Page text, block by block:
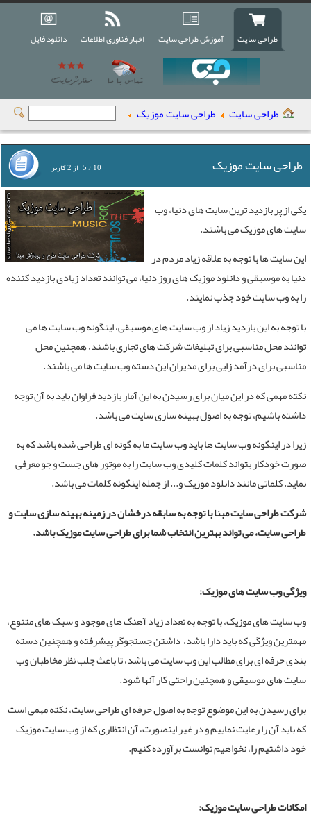
طراحی سایت آموزش طراحی سایت اخبار فناوری اطلاعات دانلود فایل
طراحی سایت طراحی سایت موزیک
طراحی سایت موزیک 5/10 از2کاربر
یکی از پر بازدید ترین سایت های دنیا، وب
سایت های موزیک می باشند.
این سایت ها با توجه به علاقه زیاد مردم در
دنیا به موسیقی و دانلود موزیک های روز دنیا، می توانند تعداد زیادی بازدید کننده
را به وب سایت خود جذب نمایند.
با توجه به این بازدید زیاد از وب سایت های موسیقی، اینگونه وب سایت ها می
توانند محل مناسبی برای تبلیغات شرکت های تجاری باشند، همچنین محل
مناسبی برای درآمد زایی برای مدیران این دسته وب سایت ها می باشند.
نکته مهمی که در این میان برای رسیدن به این آمار بازدید فراوان باید به آن توجه
داشته باشیم، توجه به اصولبهینه سازی سایتمی باشد.
زیرا در اینگونه وب سایت ها باید وب سایت ما به گونه ای طراحی شده باشد که به
صورت خودکار بتواند کلمات کلیدی وب سایت را به موتور های جست و جو معرفی
نماید. کلماتی مانند دانلود موزیک و... از جمله اینگونه کلمات می باشد.
شرکت طراحی سایت مبنا با توجه به سابقه درخشان در زمینه بهینه سازی سایت و
طراحی سایت، می تواند بهترین انتخاب شما برایطراحی سایتموزیک باشد.
ویژگی وب سایت های موزیک:
وب سایت های موزیک، با توجه به تعداد زیاد آهنگ های موجود و سبک های متنوع،
مهمترین ویژگی که باید دارا باشد، داشتن جستجوگر پیشرفته و همچنین دسته
بندی حرفه ای برای مطالب این وب سایت می باشد، تا باعث جلب نظر مخاطبان وب
سایت های موسیقی و همچنین راحتی کار آنها شود.
برای رسیدن به این موضوع توجه به اصول حرفه ایطراحی سایت، نکته مهمی است
که باید آن را رعایت نماییم و در غیر اینصورت، آن انتظاری که از وب سایت موزیک
خود داشتیم را، نخواهیم توانست برآورده کنیم.
امکانات طراحی سایت موزیک: